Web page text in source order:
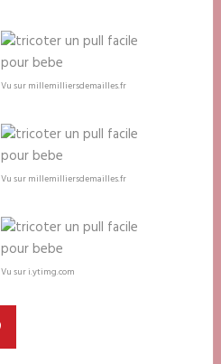
Vu sur millemilliersdemailles.fr
Vu sur millemilliersdemailles.fr
Vu sur i.ytimg.com